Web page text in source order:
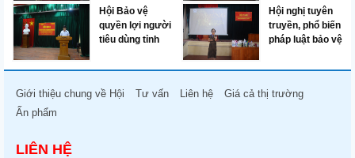
Yên
pháp luật bảo vệ
quyền lợi người
tiêu dùng và sản
09/9/2019
tiêu dùng và sản
phẩm hàng hóa
uy tín, chất
09/10/2019)
Hội Bảo vệ
quyền lợi người
tiêu dùng tỉnh
chức Hội nghị
phổ biến pháp
Hội nghị tuyên
truyền, phổ biến
pháp luật bảo vệ
tiêu dùng và sản
uy tín, chất
Giới thiệu chung về Hội Tư vấn Liên hệ
Giá cả thị trường
Ấn phẩm
LIÊN HỆ